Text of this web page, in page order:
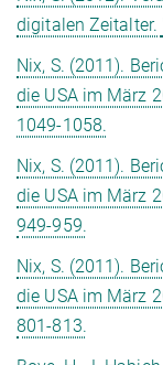
digitalen Zeitalter.
Nix, S. (2011).
die USA im März
1049-1058.
Nix, S. (2011).
die USA im März
949-959.
Nix, S. (2011).
die USA im März
801-813.